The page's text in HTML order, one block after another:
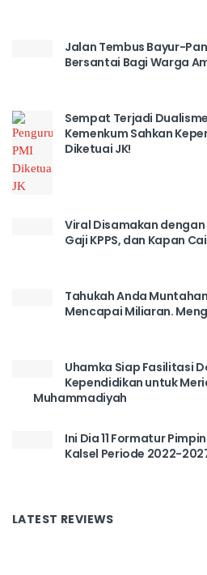
Jalan Tembus Bayur-
Bersantai Bagi Warga
Sempat Terjadi
Kemenkum Sahkan
Diketuai JK!
Viral Disamakan
Gaji KPPS, dan Kapan
Tahukah Anda
Mencapai Miliaran.
Uhamka Siap Fasilitasi
Kependidikan untuk
Muhammadiyah
Ini Dia 11 Formatur
Kalsel Periode 2022-
LATEST REVIEWS